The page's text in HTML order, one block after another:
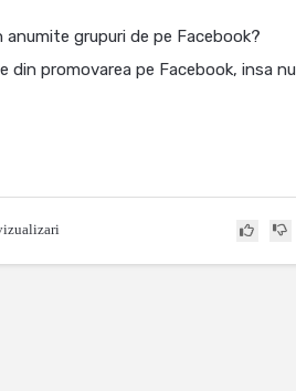
grupuri de pe Facebook?
promovarea pe Facebook, insa nu